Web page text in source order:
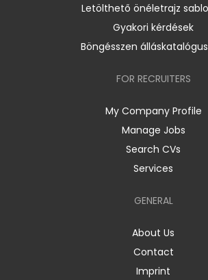
Letölthető önéletrajz
Gyakori kérdések
Böngésszen
FOR RECRUITERS
My Company Profile
Manage Jobs
Search CVs
Services
GENERAL
About Us
Contact
Imprint